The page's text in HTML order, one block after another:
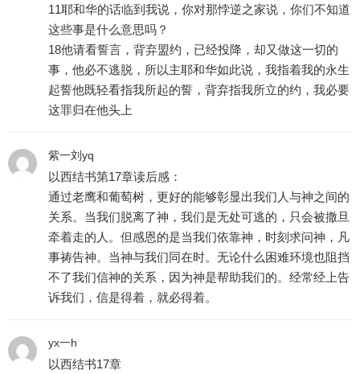
11耶和华的话临到我说，你对那悖逆之家说，你们不知道
这些事是什么意思吗？
18他请看誓言，背弃盟约，已经投降，却又做这一切的
事，他必不逃脱，所以主耶和华如此说，我指着我的永生
起誓他既轻看指我所起的誓，背弃指我所立的约，我必要
这罪归在他头上
紫一刘yq
以西结书第17章读后感：
通过老鹰和葡萄树，更好的能够彰显出我们人与神之间的
关系。当我们脱离了神，我们是无处可逃的，只会被撒旦
牵着走的人。但感恩的是当我们依靠神，时刻求问神，凡
事祷告神。当神与我们同在时。无论什么困难环境也阻挡
不了我们信神的关系，因为神是帮助我们的。经常经上告
诉我们，信是得着，就必得着。
yx一h
以西结书17章